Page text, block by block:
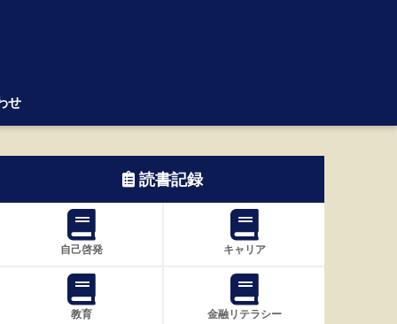
せ
読書記録
自己啓発 キャリア
教育 金融リテラシー